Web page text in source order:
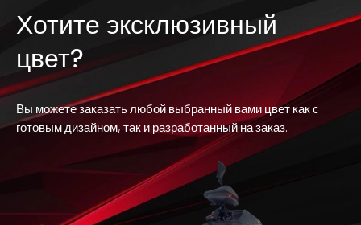
Хотите эксклюзивный
цвет?
Вы можете заказать любой выбранный вами цвет как с
готовым дизайном, так и разработанный на заказ.